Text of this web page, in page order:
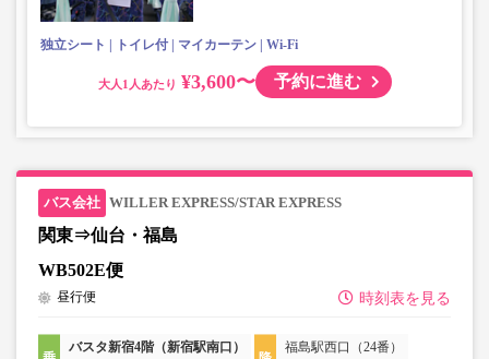
独立シート トイレ付 マイカーテン Wi-Fi
大人 ¥3,600〜 予約に進む
WILLER EXPRESS/STAR EXPRESS
関東⇒仙台・福島
WB502E便
時刻表を見る
昼行便
バスタ新宿4階（新宿駅南口）
福島駅西口（24番）